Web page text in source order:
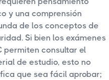
y una comprensión
de los conceptos de
Si bien los exámenes
permiten consultar el
de estudio, esto no
que sea fácil aprobar;